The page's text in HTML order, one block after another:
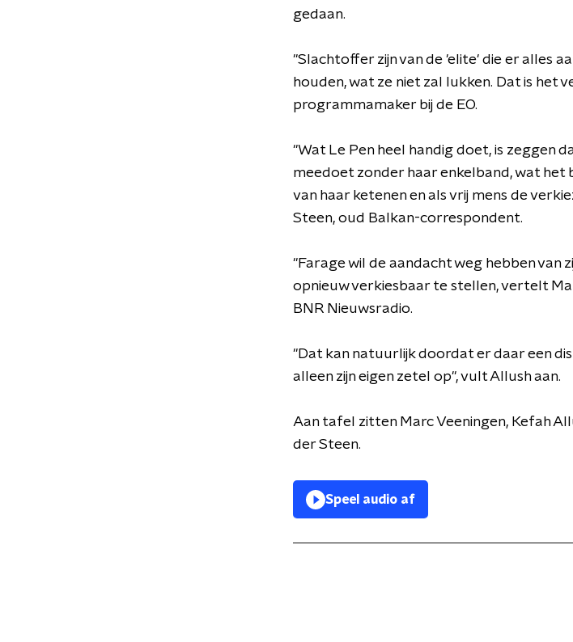
gedaan.
"Slachtoffer zijn van de 'elite' die er alles
houden, wat ze niet zal lukken. Dat is het
programmamaker bij de EO.
"Wat Le Pen heel handig doet, is zeggen
meedoet zonder haar enkelband, wat het
van haar ketenen en als vrij mens de
Steen, oud Balkan-correspondent.
"Farage wil de aandacht weg hebben van
opnieuw verkiesbaar te stellen, vertelt
BNR Nieuwsradio.
"Dat kan natuurlijk doordat er daar een
alleen zijn eigen zetel op", vult Allush aan.
Aan tafel zitten Marc Veeningen, Kefah
der Steen.
Speel audio af